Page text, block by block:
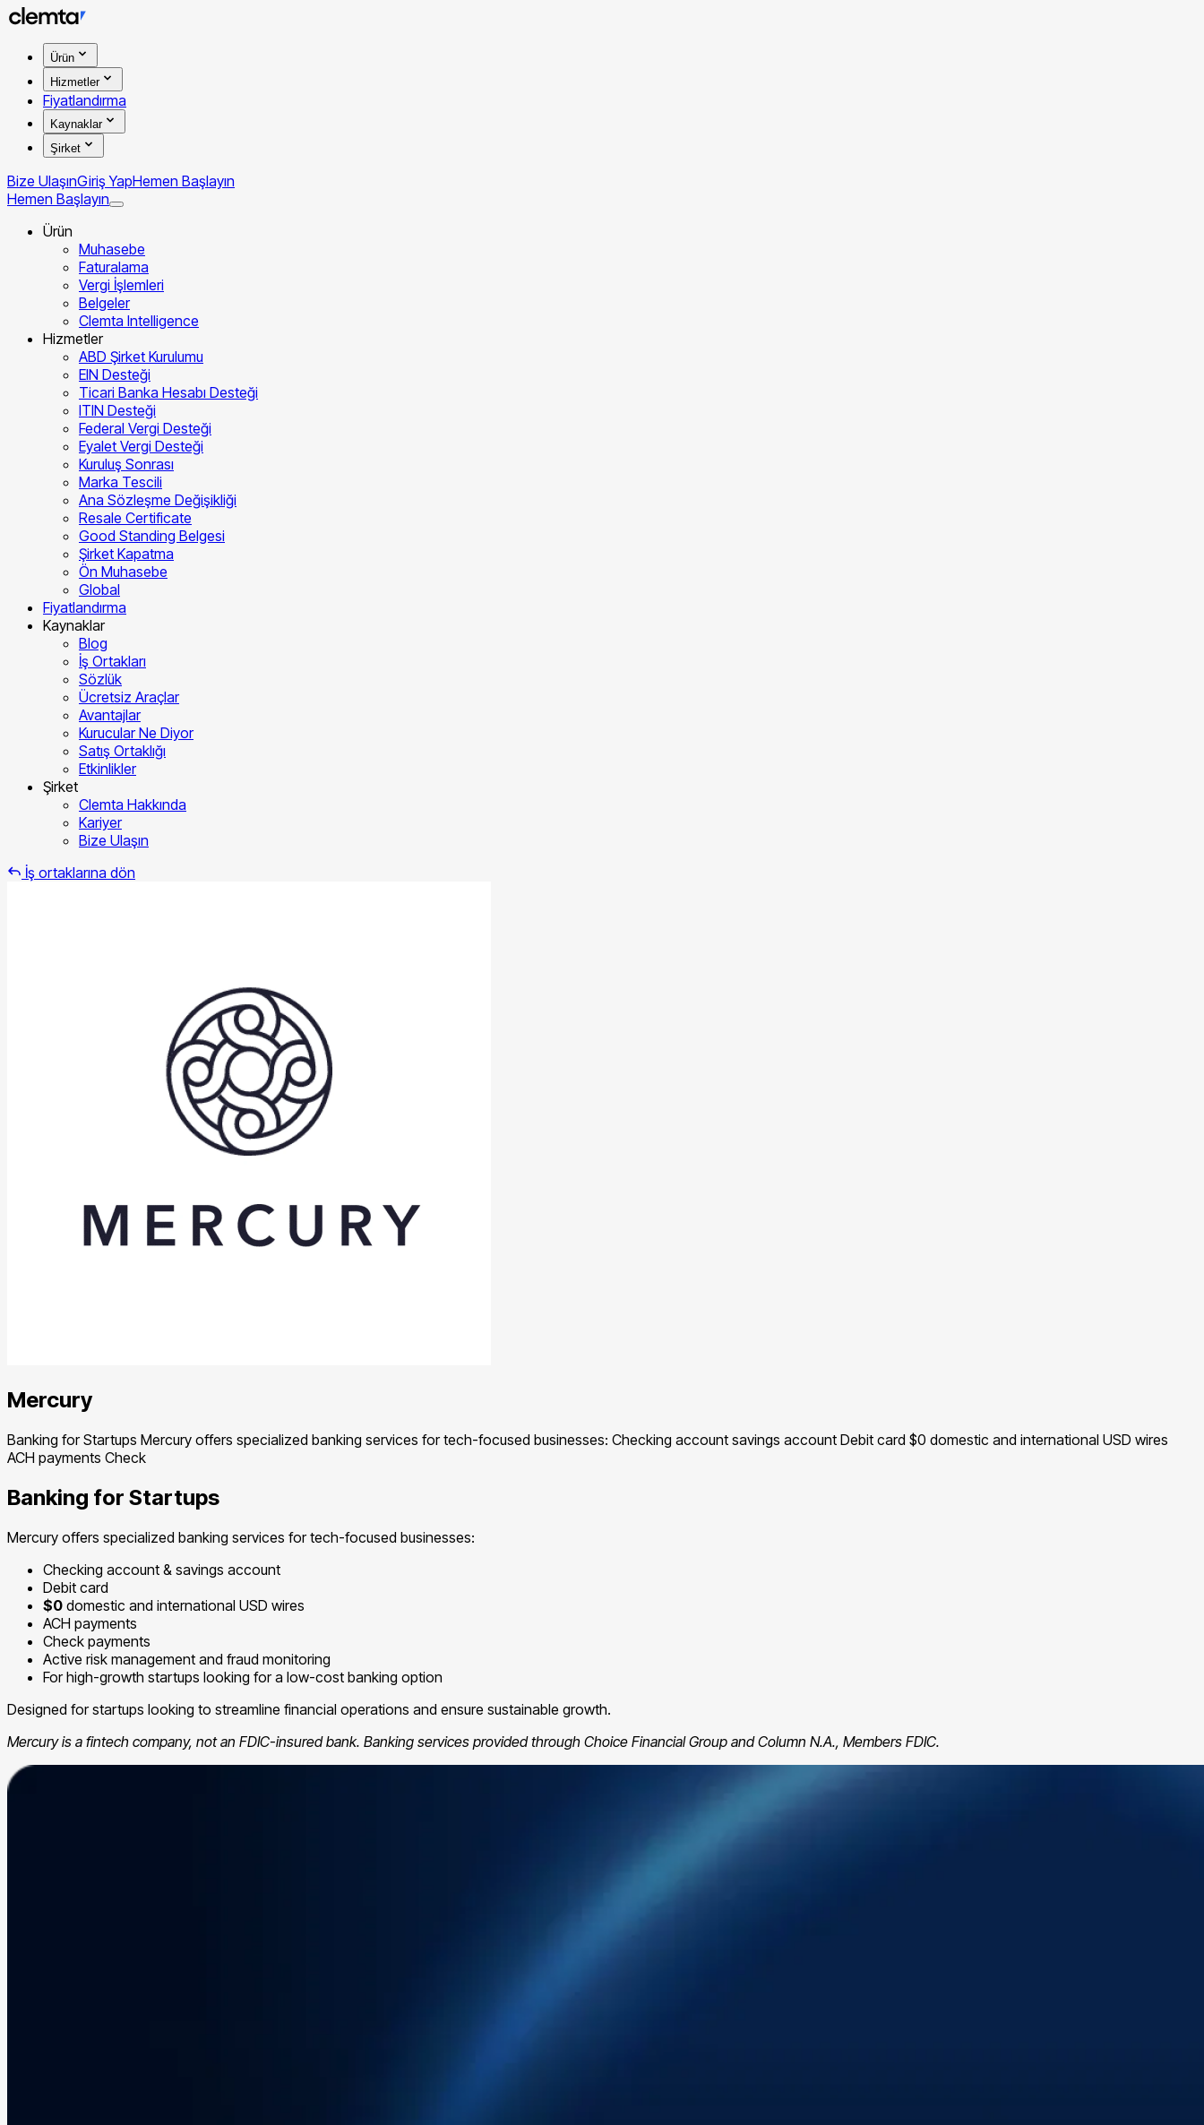
Ürün
Hizmetler
Fiyatlandırma
Kaynaklar
Şirket
Bize UlaşınGiriş YapHemen Başlayın
Hemen Başlayın
Ürün
Muhasebe
Faturalama
Vergi İşlemleri
Belgeler
Clemta Intelligence
Hizmetler
ABD Şirket Kurulumu
EIN Desteği
Ticari Banka Hesabı Desteği
ITIN Desteği
Federal Vergi Desteği
Eyalet Vergi Desteği
Kuruluş Sonrası
Marka Tescili
Ana Sözleşme Değişikliği
Resale Certificate
Good Standing Belgesi
Şirket Kapatma
Ön Muhasebe
Global
Fiyatlandırma
Kaynaklar
Blog
İş Ortakları
Sözlük
Ücretsiz Araçlar
Avantajlar
Kurucular Ne Diyor
Satış Ortaklığı
Etkinlikler
Şirket
Clemta Hakkında
Kariyer
Bize Ulaşın
İş ortaklarına dön
Mercury
Banking for Startups Mercury offers specialized banking services for tech-focused businesses: Checking account savings account Debit card $0 domestic and international USD wires
ACH payments Check
Banking for Startups
Mercury offers specialized banking services for tech-focused businesses:
Checking account & savings account
Debit card
$0 domestic and international USD wires
ACH payments
Check payments
Active risk management and fraud monitoring
For high-growth startups looking for a low-cost banking option
Designed for startups looking to streamline financial operations and ensure sustainable growth.
Mercury is a fintech company, not an FDIC-insured bank. Banking services provided through Choice Financial Group and Column N.A., Members FDIC.